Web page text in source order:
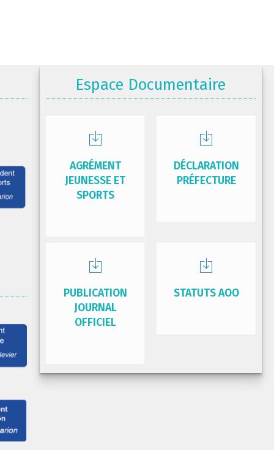
Espace Documentaire
AGRÉMENT
JEUNESSE ET
SPORTS
DÉCLARATION
PRÉFECTURE
PUBLICATION
JOURNAL
OFFICIEL
STATUTS AOO